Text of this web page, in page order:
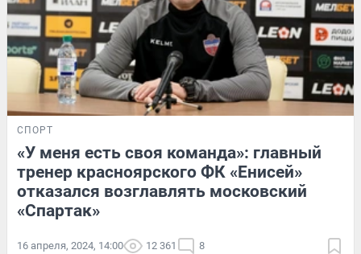
СПОРТ
«У меня есть своя команда»: главный
тренер красноярского ФК «Енисей»
отказался возглавлять московский
«Спартак»
16 апреля, 2024, 14:00 12 361 8